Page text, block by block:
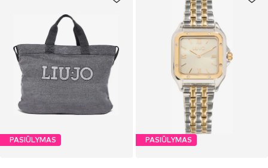
PASIŪLYMAS PASIŪLYMAS